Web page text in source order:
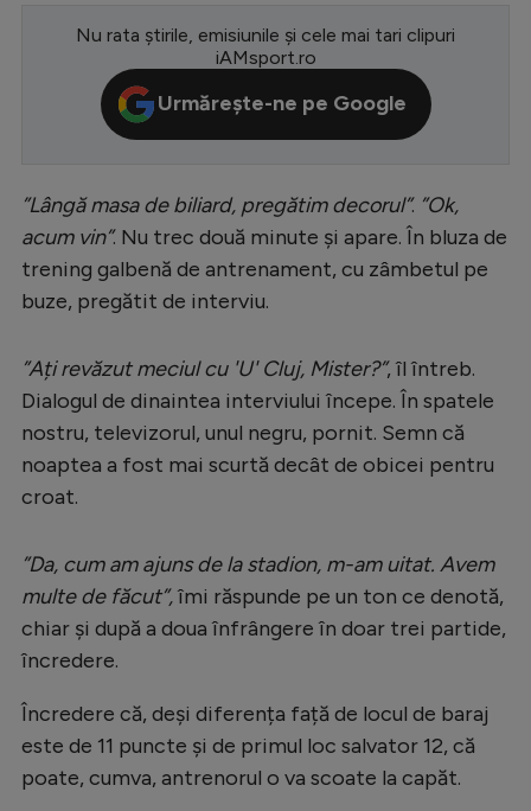
Ligue 1
Campionate
Stranieri
Clasamente
Tenis
Handbal
Natație
Gimnastică
Auto
Alte sporturi
JO 2024
Nu rata știrile, emisiunile și cele mai tari clipuri
iAMsport.ro
Urmărește-ne pe Google
”Lângă masa de biliard, pregătim decorul”. ”Ok,
acum vin”. Nu trec două minute și apare. În bluza de
trening galbenă de antrenament, cu zâmbetul pe
buze, pregătit de interviu.
”Ați revăzut meciul cu 'U' Cluj, Mister?”, îl întreb.
Dialogul de dinaintea interviului începe. În spatele
nostru, televizorul, unul negru, pornit. Semn că
noaptea a fost mai scurtă decât de obicei pentru
croat.
”Da, cum am ajuns de la stadion, m-am uitat. Avem
multe de făcut”,îmi răspunde pe un ton ce denotă,
chiar și după a doua înfrângere în doar trei partide,
încredere.
Încredere că, deși diferența față de locul de baraj
este de 11 puncte și de primul loc salvator 12, că
poate, cumva, antrenorul o va scoate la capăt.